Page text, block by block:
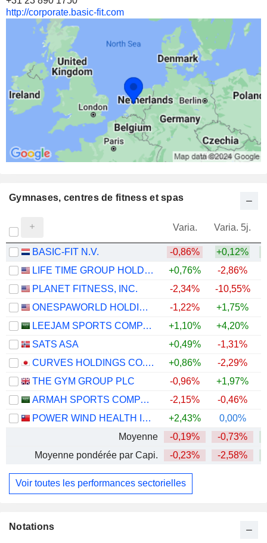
http://corporate.basic-fit.com
Gymnases, centres de fitness et spas
Varia. Varia. 5j.
BASIC-FIT N.V. -0,86% +0,12%
LIFE TIME GROUP HOLDINGS, INC.
+0,76% -2,86%
PLANET FITNESS, INC.
-2,34% -10,55%
ONESPAWORLD HOLDINGS LIMITED
-1,22% +1,75%
LEEJAM SPORTS COMPANY
+1,10% +4,20%
SATS ASA
+0,49% -1,31%
CURVES HOLDINGS CO., LTD.
+0,86% -2,29%
THE GYM GROUP PLC
-0,96% +1,97%
ARMAH SPORTS COMPANY
-2,15% -0,46%
POWER WIND HEALTH INDUSTRY INCORPORATED
+2,43% 0,00%
Moyenne
-0,19% -0,73%
Moyenne pondérée par Capi.
-0,23% -2,58%
Voir toutes les performances sectorielles
Notations